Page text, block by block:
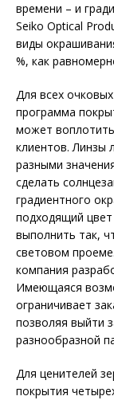
времени – и
Seiko Optical
виды
%, как
Для всех
программа
может
клиентов. Линзы
разными
сделать
градиентного
подходящий
выполнить так,
световом
компания
Имеющаяся
ограничивает
позволяя выйти
разнообразной
Для ценителей
покрытия